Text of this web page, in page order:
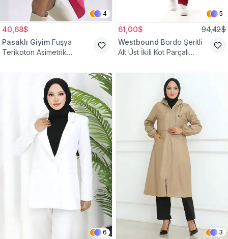
4
40,68$
Pasaklı Giyim Fuşya
Terikoton Asimetrik
5
61,00$ 94,42$
Westbound Bordo Şeritli
Alt Üst İkili Kot Parçalı
6 3